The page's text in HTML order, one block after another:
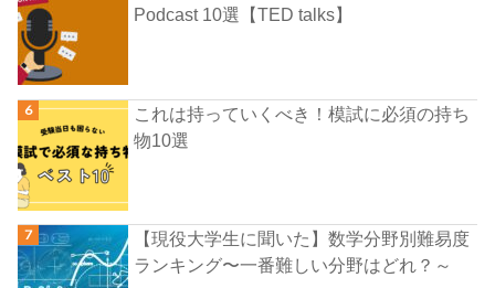
Podcast 10選【TED talks】
これは持っていくべき！模試に必須の持ち
物10選
【現役大学生に聞いた】数学分野別難易度
ランキング〜一番難しい分野はどれ？～